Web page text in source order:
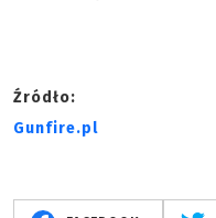
Źródło:
Gunfire.pl